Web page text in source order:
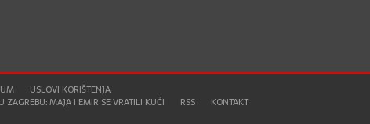
USLOVI KORIŠTENJA
ZAGREBU: MAJA I EMIR SE VRATILI KUĆI
RSS KONTAKT